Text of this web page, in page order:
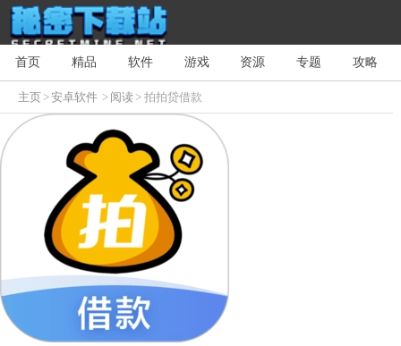
首页 精品 软件 游戏 资源 专题 攻略
主页>安卓软件 > 阅读> 拍拍贷借款